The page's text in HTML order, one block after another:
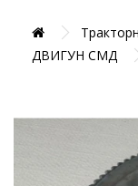
ДВИГУН СМД